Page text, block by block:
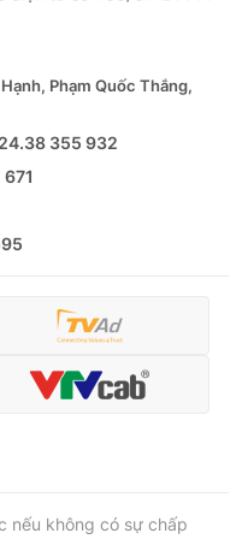
video
Phạm Quốc Thắng,
355 932
nếu không có sự chấp